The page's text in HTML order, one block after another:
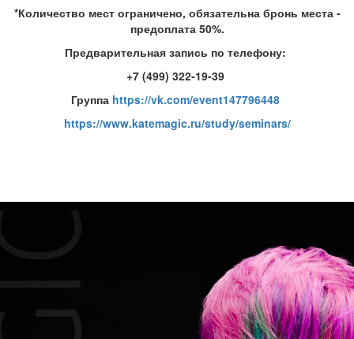
*Количество мест ограничено, обязательна бронь места -
предоплата 50%.
Предварительная запись по телефону:
+7 (499) 322-19-39
Группа https://vk.com/event147796448
https://www.katemagic.ru/study/seminars/